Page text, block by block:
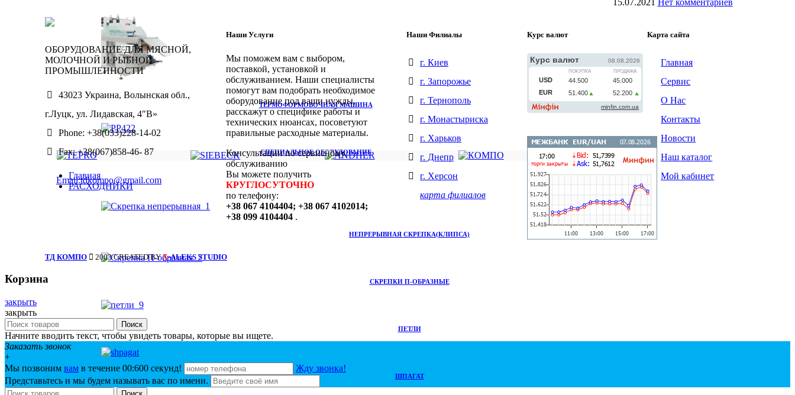
ТЕРМОФОРМОВОЧНАЯ МАШИНА
СПЕЦИАЛЬНОЕ ОБОРУДОВАНИЕ
Главная
РАСХОДНИКИ
НЕПРЕРЫВНАЯ СКРЕПКА(КЛИПСА)
СКРЕПКИ П-ОБРАЗНЫЕ
ПЕТЛИ
ШПАГАТ
15.07.2021 Нет комментариев
ОБОРУДОВАНИЕ ДЛЯ МЯСНОЙ,
МОЛОЧНОЙ И РЫБНОЙ
ПРОМЫШЛЕННОСТИ
43023 Украина, Волынская обл.,
г.Луцк, ул. Лидавская, 4″В»
Phone: +38(033)228-14-02
Fax: +38(067)858-46- 87
Email:tdkompo@gmail.com
Наши Услуги
Мы поможем вам с выбором,
поставкой, установкой и
обслуживанием. Наши специалисты
помогут вам подобрать необходимое
оборудование под ваши нужды,
расскажут о специфике работы и
технических нюансах, посоветуют
правильные расходные материалы.
Консультации по сервисному
обслуживанию
Вы можете получить
КРУГЛОСУТОЧНО
по телефону:
+38 067 4104404; +38 067 4102014;
+38 099 4104404 .
Наши Филиалы
г. Киев
г. Запорожье
г. Тернополь
г. Монастыриска
г. Харьков
г. Днепр
г. Херсон
карта филиалов
Курс валют Карта сайта
Главная
Сервис
О Нас
Контакты
Новости
Наш каталог
Мой кабинет
ТД КОМПО 2003 CREATED BYX-ALEKS STUDIO
Корзина
закрыть
закрыть
Поиск
Начните вводить текст, чтобы увидеть товары, которые вы ищете.
Заказать звонок
+
Мы позвоним вам в течение 00:600 секунд!
Жду звонка!
Представьтесь и мы будем называть вас по имени.